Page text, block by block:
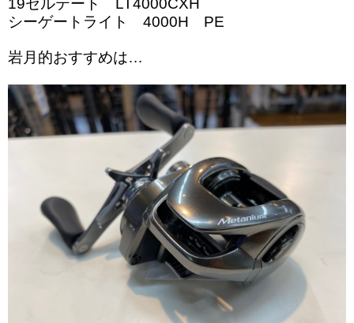
19セルテート LT4000CXH
シーゲートライト 4000H PE
岩月的おすすめは…